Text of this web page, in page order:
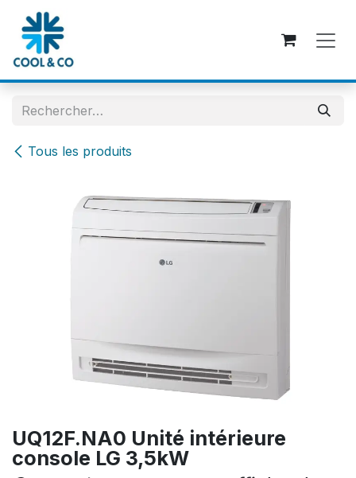
Se rendre au contenu
Tous les produits
UQ12F.NA0 Unité intérieure
console LG 3,5kW